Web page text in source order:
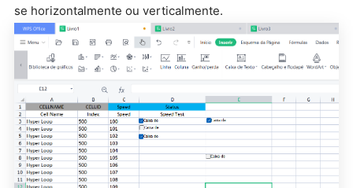
se horizontalmente ou verticalmente.